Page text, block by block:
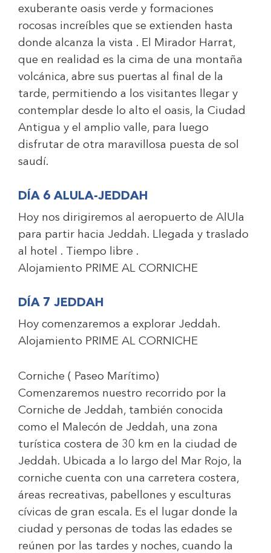
exuberante oasis verde y formaciones
rocosas increíbles que se extienden hasta
donde alcanza la vista . El Mirador Harrat,
que en realidad es la cima de una montaña
volcánica, abre sus puertas al final de la
tarde, permitiendo a los visitantes llegar y
contemplar desde lo alto el oasis, la Ciudad
Antigua y el amplio valle, para luego
disfrutar de otra maravillosa puesta de sol
saudí.
DÍA 6 ALULA-JEDDAH
Hoy nos dirigiremos al aeropuerto de AlUla
para partir hacia Jeddah. Llegada y traslado
al hotel . Tiempo libre .
Alojamiento PRIME AL CORNICHE
DÍA 7 JEDDAH
Hoy comenzaremos a explorar Jeddah.
Alojamiento PRIME AL CORNICHE
Corniche ( Paseo Marítimo)
Comenzaremos nuestro recorrido por la
Corniche de Jeddah, también conocida
como el Malecón de Jeddah, una zona
turística costera de 30 km en la ciudad de
Jeddah. Ubicada a lo largo del Mar Rojo, la
corniche cuenta con una carretera costera,
áreas recreativas, pabellones y esculturas
cívicas de gran escala. Es el lugar donde la
ciudad y personas de todas las edades se
reúnen por las tardes y noches, cuando la